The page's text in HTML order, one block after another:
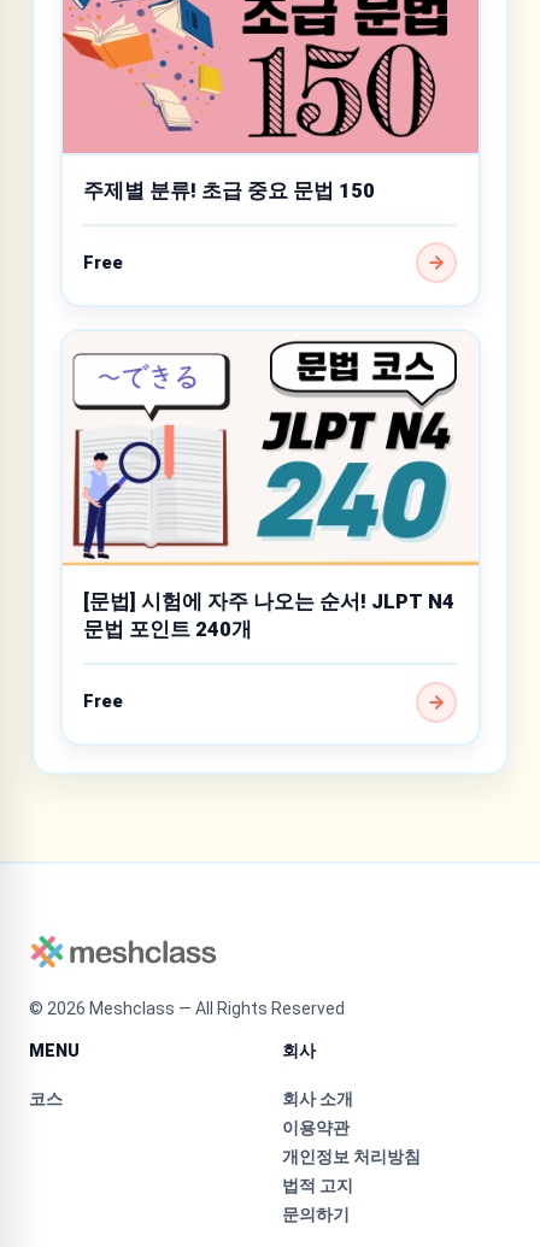
주제별 분류! 초급 중요 문법 150
Free
[문법] 시험에 자주 나오는 순서! JLPT N4
문법 포인트 240개
Free
© 2026 Meshclass — All Rights Reserved
MENU
코스
회사
회사 소개
이용약관
개인정보 처리방침
법적 고지
문의하기